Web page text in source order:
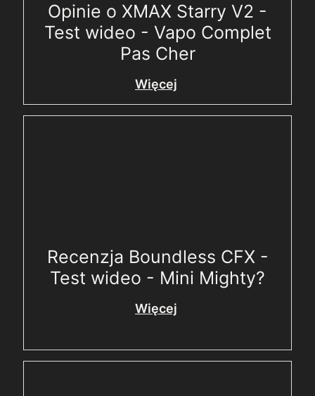
Opinie o XMAX Starry V2 -
Test wideo - Vapo Complet
Pas Cher
Więcej
Recenzja Boundless CFX -
Test wideo - Mini Mighty?
Więcej